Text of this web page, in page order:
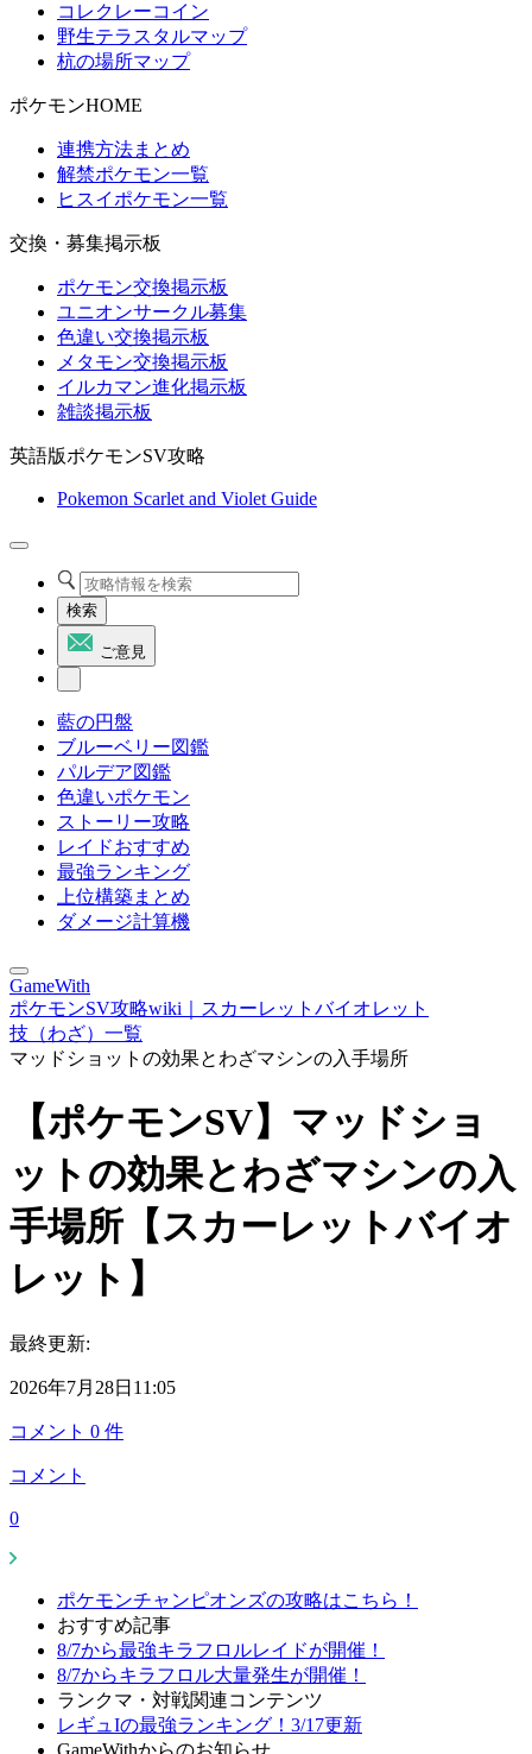
コレクレーコイン
野生テラスタルマップ
杭の場所マップ
ポケモンHOME
連携方法まとめ
解禁ポケモン一覧
ヒスイポケモン一覧
交換・募集掲示板
ポケモン交換掲示板
ユニオンサークル募集
色違い交換掲示板
メタモン交換掲示板
イルカマン進化掲示板
雑談掲示板
英語版ポケモンSV攻略
Pokemon Scarlet and Violet Guide
検索
ご意見
藍の円盤
ブルーベリー図鑑
パルデア図鑑
色違いポケモン
ストーリー攻略
レイドおすすめ
最強ランキング
上位構築まとめ
ダメージ計算機
GameWith
ポケモンSV攻略wiki｜スカーレットバイオレット
技（わざ）一覧
マッドショットの効果とわざマシンの入手場所
【ポケモンSV】マッドショ
ットの効果とわざマシンの入
手場所【スカーレットバイオ
レット】
最終更新:
2026年7月28日11:05
コメント 0 件
コメント
0
ポケモンチャンピオンズの攻略はこちら！
おすすめ記事
8/7から最強キラフロルレイドが開催！
8/7からキラフロル大量発生が開催！
ランクマ・対戦関連コンテンツ
レギュIの最強ランキング！3/17更新
GameWithからのお知らせ